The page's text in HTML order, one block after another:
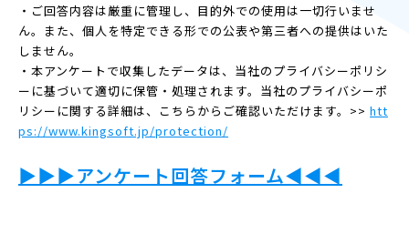
・ご回答内容は厳重に管理し、目的外での使用は一切行いませ
ん。また、個人を特定できる形での公表や第三者への提供はいた
しません。
・本アンケートで収集したデータは、当社のプライバシーポリシ
ーに基づいて適切に保管・処理されます。当社のプライバシーポ
リシーに関する詳細は、こちらからご確認いただけます。>> htt
ps://www.kingsoft.jp/protection/
▶︎▶︎▶︎アンケート回答フォーム◀︎◀︎◀︎